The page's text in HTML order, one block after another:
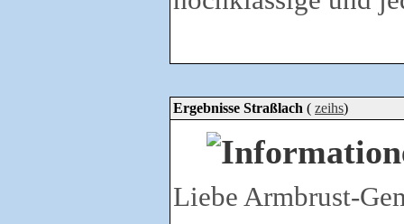
Ergebnisse Straßlach ( zeihs)
Liebe Armbrust-